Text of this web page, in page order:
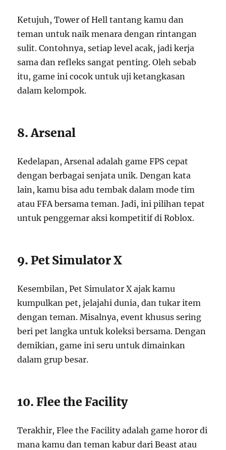
Ketujuh, Tower of Hell tantang kamu dan
teman untuk naik menara dengan rintangan
sulit. Contohnya, setiap level acak, jadi kerja
sama dan refleks sangat penting. Oleh sebab
itu, game ini cocok untuk uji ketangkasan
dalam kelompok.
8. Arsenal
Kedelapan, Arsenal adalah game FPS cepat
dengan berbagai senjata unik. Dengan kata
lain, kamu bisa adu tembak dalam mode tim
atau FFA bersama teman. Jadi, ini pilihan tepat
untuk penggemar aksi kompetitif di Roblox.
9. Pet Simulator X
Kesembilan, Pet Simulator X ajak kamu
kumpulkan pet, jelajahi dunia, dan tukar item
dengan teman. Misalnya, event khusus sering
beri pet langka untuk koleksi bersama. Dengan
demikian, game ini seru untuk dimainkan
dalam grup besar.
10. Flee the Facility
Terakhir, Flee the Facility adalah game horor di
mana kamu dan teman kabur dari Beast atau